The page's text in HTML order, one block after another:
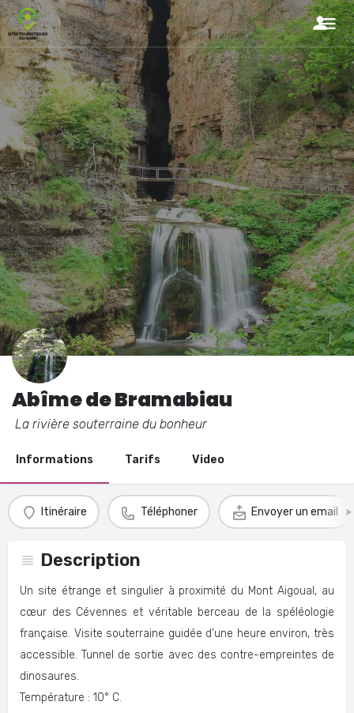
Abîme de Bramabiau
La rivière souterraine du bonheur
Informations Tarifs Video
Itinéraire Téléphoner Envoyer un email
Description
Un site étrange et singulier à proximité du Mont Aigoual, au
cœur des Cévennes et véritable berceau de la spéléologie
française. Visite souterraine guidée d’une heure environ, très
accessible. Tunnel de sortie avec des contre-empreintes de
dinosaures.
Température : 10° C.